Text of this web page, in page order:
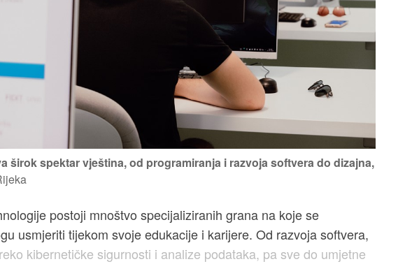
širok spektar vještina, od programiranja i razvoja softvera do dizajna,
postoji mnoštvo specijaliziranih grana na koje se
usmjeriti tijekom svoje edukacije i karijere. Od razvoja softvera,
kibernetičke sigurnosti i analize podataka, pa sve do umjetne